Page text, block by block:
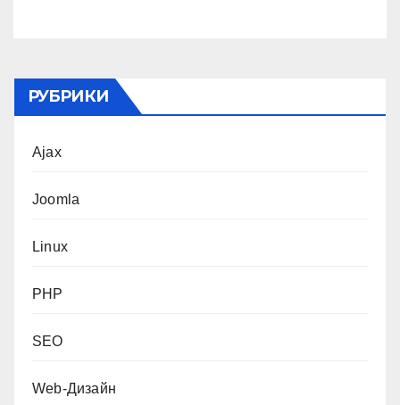
РУБРИКИ
Ajax
Joomla
Linux
PHP
SEO
Web-Дизайн